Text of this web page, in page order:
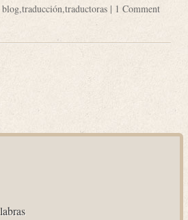
blog,traducción,traductoras| 1 Comment